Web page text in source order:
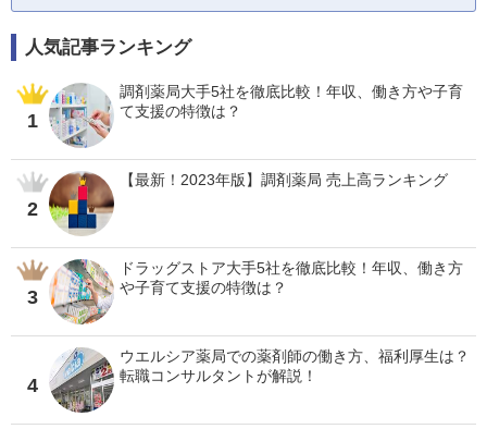
人気記事ランキング
1
調剤薬局大手5社を徹底比較！年収、働き方や子育
て支援の特徴は？
2
【最新！2023年版】調剤薬局 売上高ランキング
3
ドラッグストア大手5社を徹底比較！年収、働き方
や子育て支援の特徴は？
4
ウエルシア薬局での薬剤師の働き方、福利厚生は？
転職コンサルタントが解説！